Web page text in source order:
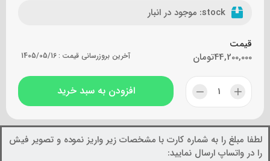
stock: موجود در انبار
قیمت
تومان44,200,000 آخرین بروزرسانی قیمت :1405/05/16
افزودن به سبد خرید
لطفا مبلغ را به شماره کارت با مشخصات زیر واریز نموده و تصویر فیش
را در واتساپ ارسال نمایید: